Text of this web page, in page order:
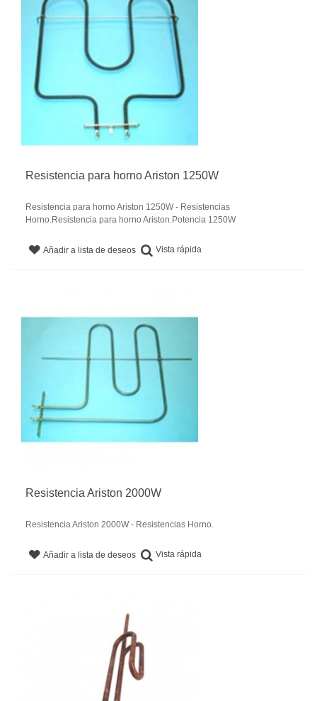
Resistencia para horno Ariston 1250W
Resistencia para horno Ariston 1250W - Resistencias
Horno.Resistencia para horno Ariston.Potencia 1250W
Añadir a lista de deseos Vista rápida
Resistencia Ariston 2000W
Resistencia Ariston 2000W - Resistencias Horno.
Añadir a lista de deseos Vista rápida